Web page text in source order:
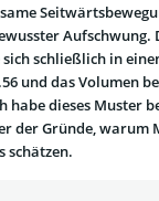
Aufschwung.
schließlich in
und das Volumen
habe dieses Muster
der Gründe, warum
schätzen.